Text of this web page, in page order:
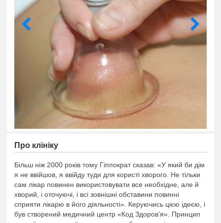
Про клiнiку
Більш ніж 2000 років тому Гіппократ сказав: «У який би дім
я не ввійшов, я ввійду туди для користі хворого. Не тільки
сам лікар повинен використовувати все необхідне, але й
хворий, і оточуючі, і всі зовнішні обставини повинні
сприяти лікарю в його діяльності». Керуючись цією ідеєю, і
був створений медичний центр «Код Здоров'я». Принцип